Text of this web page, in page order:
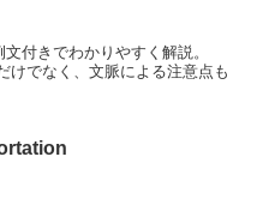
付きでわかりやすく解説。
けでなく、文脈による注意点も